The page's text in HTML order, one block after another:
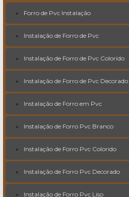
Forro de Pvc Instalação
Instalação de Forro de Pvc
Instalação de Forro de Pvc Colorido
Instalação de Forro de Pvc Decorado
Instalação de Forro em Pvc
Instalação de Forro Pvc Branco
Instalação de Forro Pvc Colorido
Instalação de Forro Pvc Decorado
Instalação de Forro Pvc Liso